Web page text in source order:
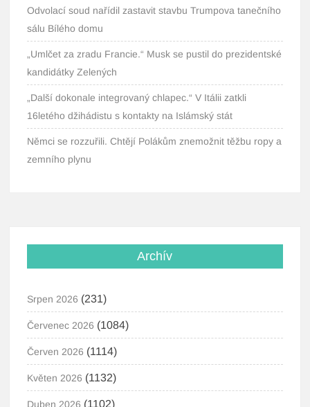
Odvolací soud nařídil zastavit stavbu Trumpova tanečního
sálu Bílého domu
„Umlčet za zradu Francie.“ Musk se pustil do prezidentské
kandidátky Zelených
„Další dokonale integrovaný chlapec.“ V Itálii zatkli
16letého džihádistu s kontakty na Islámský stát
Němci se rozzuřili. Chtějí Polákům znemožnit těžbu ropy a
zemního plynu
Archív
Srpen 2026 (231)
Červenec 2026 (1084)
Červen 2026 (1114)
Květen 2026 (1132)
Duben 2026 (1102)